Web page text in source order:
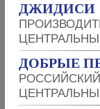
ДЖИДИСИ
ДОБРЫЕ